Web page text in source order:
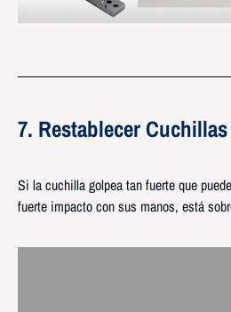
7. Restablecer
Si la cuchilla golpea tan fuerte que
fuerte impacto con sus manos, está